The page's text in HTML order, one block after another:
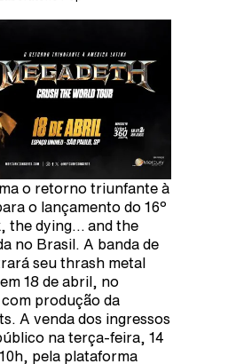
o retorno triunfante à
o lançamento do 16º
the dying… and the
no Brasil. A banda de
seu thrash metal
18 de abril, no
produção da
A venda dos ingressos
na terça-feira, 14
pela plataforma